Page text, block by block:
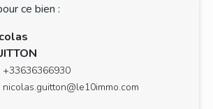
ce bien :
+33636366930
nicolas.guitton@le10immo.com